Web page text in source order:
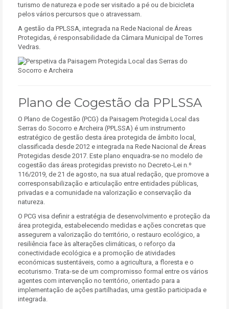
turismo de natureza e pode ser visitado a pé ou de bicicleta
pelos vários percursos que o atravessam.
A gestão da PPLSSA, integrada na Rede Nacional de Áreas
Protegidas, é responsabilidade da Câmara Municipal de Torres
Vedras.
Plano de Cogestão da PPLSSA
O Plano de Cogestão (PCG) da Paisagem Protegida Local das
Serras do Socorro e Archeira (PPLSSA) é um instrumento
estratégico de gestão desta área protegida de âmbito local,
classificada desde 2012 e integrada na Rede Nacional de Áreas
Protegidas desde 2017. Este plano enquadra-se no modelo de
cogestão das áreas protegidas previsto no Decreto-Lei n.º
116/2019, de 21 de agosto, na sua atual redação, que promove a
corresponsabilização e articulação entre entidades públicas,
privadas e a comunidade na valorização e conservação da
natureza.
O PCG visa definir a estratégia de desenvolvimento e proteção da
área protegida, estabelecendo medidas e ações concretas que
assegurem a valorização do território, o restauro ecológico, a
resiliência face às alterações climáticas, o reforço da
conectividade ecológica e a promoção de atividades
económicas sustentáveis, como a agricultura, a floresta e o
ecoturismo. Trata-se de um compromisso formal entre os vários
agentes com intervenção no território, orientado para a
implementação de ações partilhadas, uma gestão participada e
integrada.